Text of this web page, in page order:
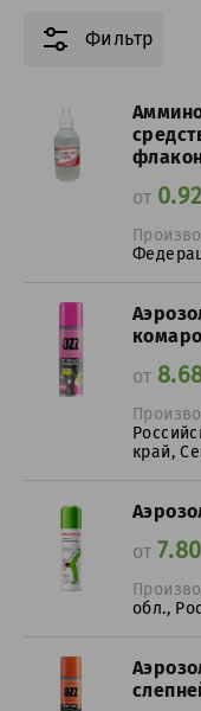
Фильтр
от
от
край,
от
обл.,